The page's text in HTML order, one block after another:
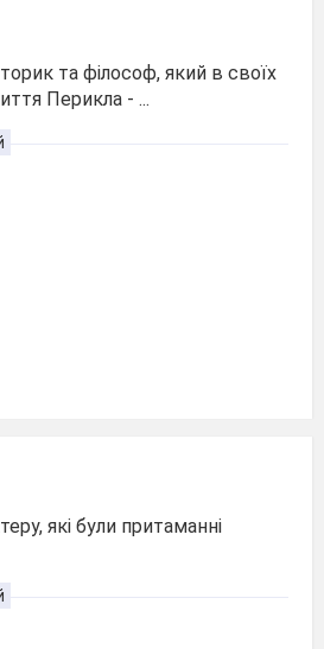
та філософ, який в своїх
Перикла - ...
які були притаманні